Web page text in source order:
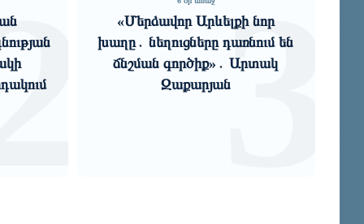
«Մերձավոր Արևելքի նոր
խաղը․ նեղուցները դառնում են
ճնշման գործիք»․ Արտակ
Զաքարյան3